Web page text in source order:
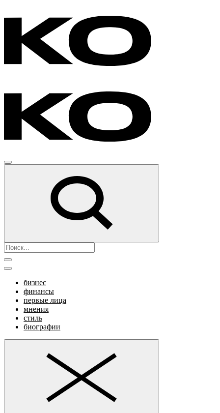
бизнес
финансы
первые лица
мнения
стиль
биографии